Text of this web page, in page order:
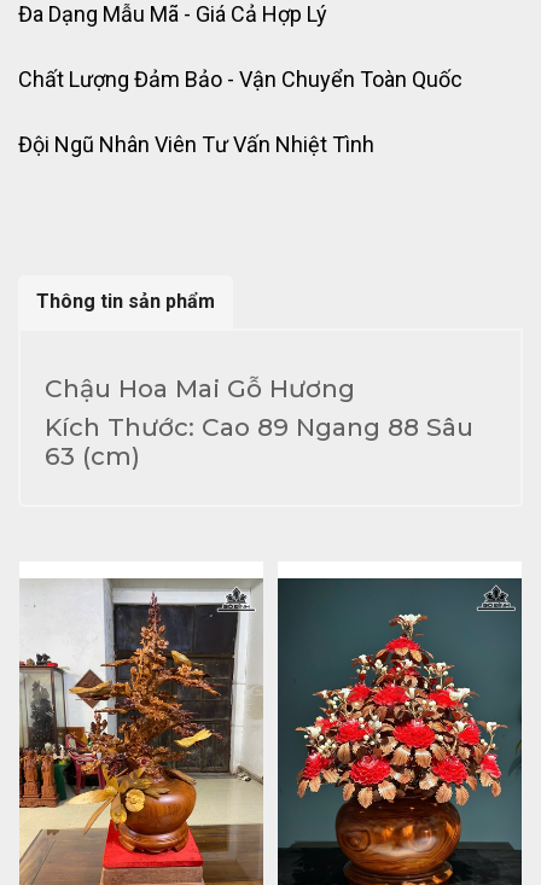
Đa Dạng Mẫu Mã - Giá Cả Hợp Lý
Chất Lượng Đảm Bảo - Vận Chuyển Toàn Quốc
Đội Ngũ Nhân Viên Tư Vấn Nhiệt Tình
Thông tin sản phẩm
Chậu Hoa Mai Gỗ Hương
Kích Thước: Cao 89 Ngang 88 Sâu
63 (cm)